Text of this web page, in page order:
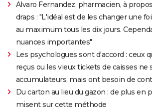
Alvaro Fernandez, pharmacien, à
draps : "L'idéal est de les changer une
au maximum tous les dix jours.
nuances importantes"
Les psychologues sont d'accord : ceux
reçus ou les vieux tickets de caisses ne
accumulateurs, mais ont besoin de
Du carton au lieu du gazon : de plus en
misent sur cette méthode